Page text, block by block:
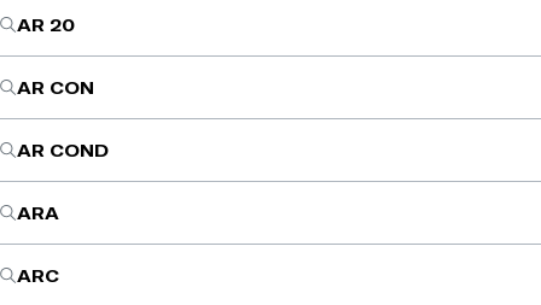
AR 20
AR CON
AR COND
ARA
ARC